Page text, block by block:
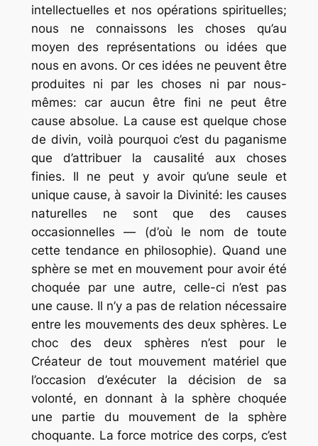
intellectuelles et nos opérations spirituelles;
nous ne connaissons les choses qu’au
moyen des représentations ou idées que
nous en avons. Or ces idées ne peuvent être
produites ni par les choses ni par nous-
mêmes: car aucun être fini ne peut être
cause absolue. La cause est quelque chose
de divin, voilà pourquoi c’est du paganisme
que d’attribuer la causalité aux choses
finies. Il ne peut y avoir qu’une seule et
unique cause, à savoir la Divinité: les causes
naturelles ne sont que des causes
occasionnelles — (d’où le nom de toute
cette tendance en philosophie). Quand une
sphère se met en mouvement pour avoir été
choquée par une autre, celle-ci n’est pas
une cause. Il n’y a pas de relation nécessaire
entre les mouvements des deux sphères. Le
choc des deux sphères n’est pour le
Créateur de tout mouvement matériel que
l’occasion d’exécuter la décision de sa
volonté, en donnant à la sphère choquée
une partie du mouvement de la sphère
choquante. La force motrice des corps, c’est